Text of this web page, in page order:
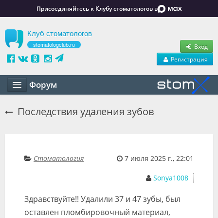
Присоединяйтесь к Клубу стоматологов в
Клуб стоматологов
stomatologclub.ru
Вход
Регистрация
Форум
Объявления
Последствия удаления зубов
Стоматология 7 июля 2025 г., 22:01
Sonya1008
Здравствуйте!! Удалили 37 и 47 зубы, был
оставлен пломбировочный материал,